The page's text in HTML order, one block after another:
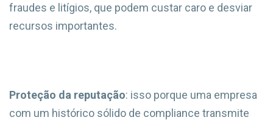
fraudes e litígios, que podem custar caro e desviar
recursos importantes.
Proteção da reputação: isso porque uma empresa
com um histórico sólido de compliance transmite